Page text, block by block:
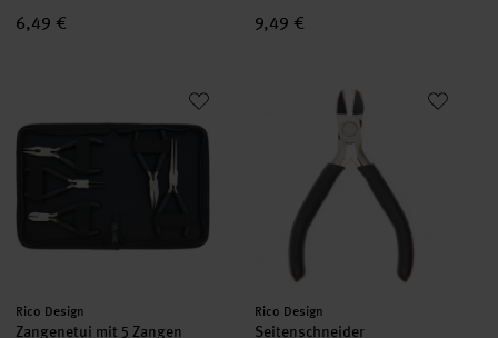
6,49 € 9,49 €
Zangenetui mit 5 Zangen
Hersteller:
Rico Design
Zangenetui mit 5 Zangen
Seitenschneider
Hersteller:
Rico Design
Seitenschneider